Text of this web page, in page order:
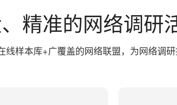
精准的网络调研
线样本库+广覆盖的网络联盟，为网络调